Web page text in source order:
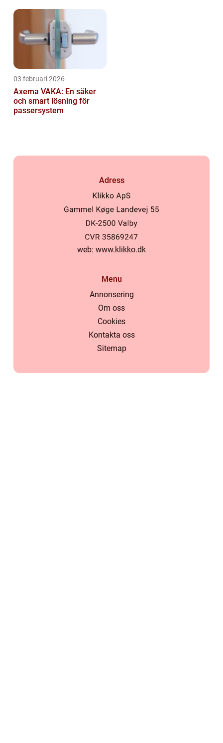
03 februari 2026
Axema VAKA: En säker
och smart lösning för
passersystem
Adress
web: www.klikko.dk
Menu
Annonsering
Om oss
Cookies
Kontakta oss
Sitemap